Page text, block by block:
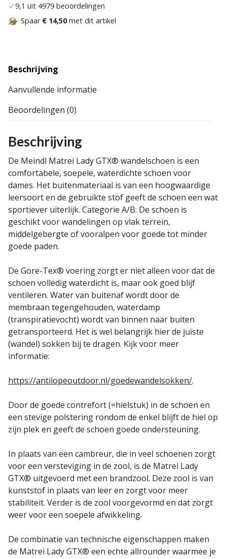
9,1 uit 4979 beoordelingen
Spaar € 14,50met dit artikel
Beschrijving
Aanvullende informatie
Beoordelingen (0)
Beschrijving
De Meindl Matrei Lady GTX® wandelschoen is een
comfortabele, soepele, waterdichte schoen voor
dames. Het buitenmateriaal is van een hoogwaardige
leersoort en de gebruikte stof geeft de schoen een wat
sportiever uiterlijk. Categorie A/B: De schoen is
geschikt voor wandelingen op vlak terrein,
middelgebergte of vooralpen voor goede tot minder
goede paden.
De Gore-Tex® voering zorgt er niet alleen voor dat de
schoen volledig waterdicht is, maar ook goed blijf
ventileren. Water van buitenaf wordt door de
membraan tegengehouden, waterdamp
(transpiratievocht) wordt van binnen naar buiten
getransporteerd. Het is wel belangrijk hier de juiste
(wandel) sokken bij te dragen. Kijk voor meer
informatie:
https://antilopeoutdoor.nl/goedewandelsokken/.
Door de goede contrefort (=hielstuk) in de schoen en
een stevige polstering rondom de enkel blijft de hiel op
zijn plek en geeft de schoen goede ondersteuning.
In plaats van een cambreur, die in veel schoenen zorgt
voor een versteviging in de zool, is de Matrei Lady
GTX® uitgevoerd met een brandzool. Deze zool is van
kunststof in plaats van leer en zorgt voor meer
stabiliteit. Verder is de zool voorgevormd en dat zorgt
weer voor een soepele afwikkeling.
De combinatie van technische eigenschappen maken
de Matrei Lady GTX® een echte allrounder waarmee je